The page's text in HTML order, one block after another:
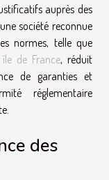
auprès des
société reconnue
normes, telle que
de France, réduit
de garanties et
réglementaire
des